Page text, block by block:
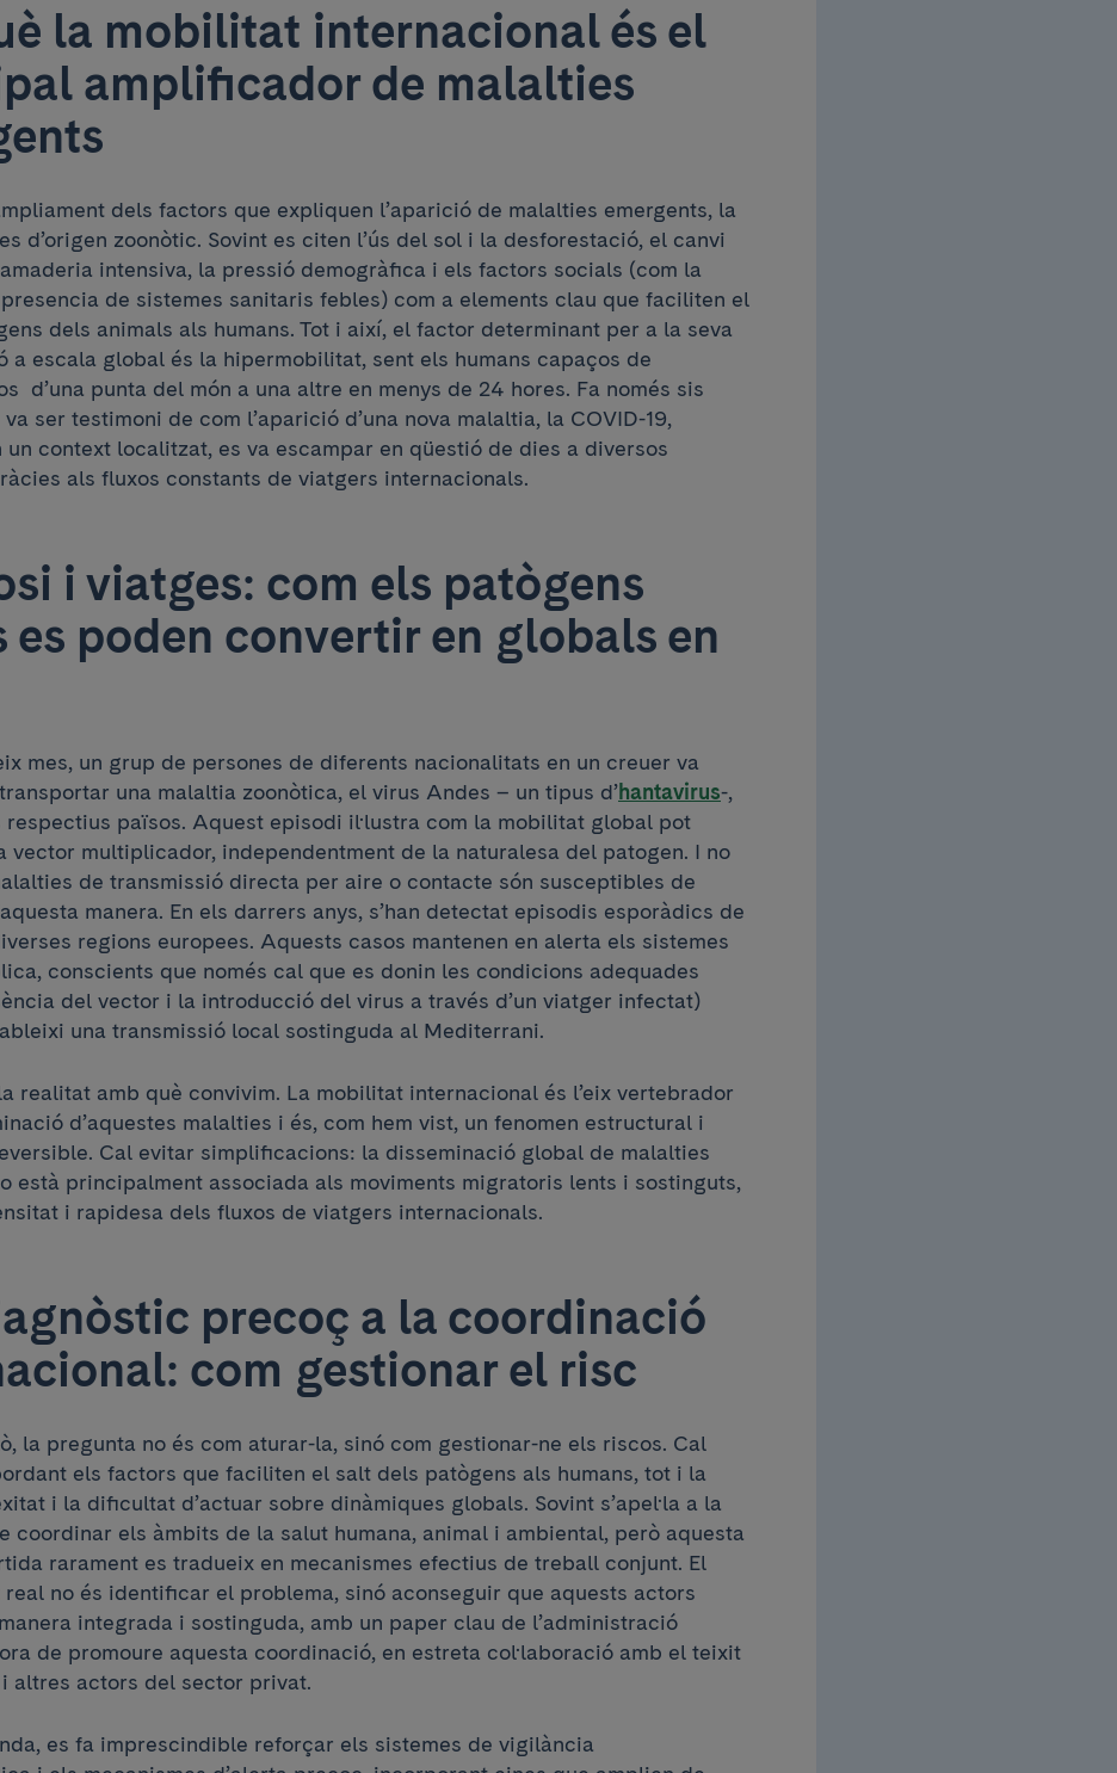
la mobilitat internacional és el
amplificador de malalties
dels factors que expliquen l’aparició de malalties emergents, la
d’origen zoonòtic. Sovint es citen l’ús del sol i la desforestació, el canvi
intensiva, la pressió demogràfica i els factors socials (com la
de sistemes sanitaris febles) com a elements clau que faciliten el
dels animals als humans. Tot i així, el factor determinant per a la seva
a escala global és la hipermobilitat, sent els humans capaços de
d’una punta del món a una altre en menys de 24 hores. Fa només sis
va ser testimoni de com l’aparició d’una nova malaltia, la COVID-19,
un context localitzat, es va escampar en qüestió de dies a diversos
als fluxos constants de viatgers internacionals.
i viatges: com els patògens
es poden convertir en globals en
mes, un grup de persones de diferents nacionalitats en un creuer va
una malaltia zoonòtica, el virus Andes – un tipus d’hantavirus-,
respectius països. Aquest episodi il·lustra com la mobilitat global pot
vector multiplicador, independentment de la naturalesa del patogen. I no
de transmissió directa per aire o contacte són susceptibles de
manera. En els darrers anys, s’han detectat episodis esporàdics de
regions europees. Aquests casos mantenen en alerta els sistemes
conscients que només cal que es donin les condicions adequades
del vector i la introducció del virus a través d’un viatger infectat)
una transmissió local sostinguda al Mediterrani.
realitat amb què convivim. La mobilitat internacional és l’eix vertebrador
d’aquestes malalties i és, com hem vist, un fenomen estructural i
Cal evitar simplificacions: la disseminació global de malalties
està principalment associada als moviments migratoris lents i sostinguts,
i rapidesa dels fluxos de viatgers internacionals.
precoç a la coordinació
com gestionar el risc
la pregunta no és com aturar-la, sinó com gestionar-ne els riscos. Cal
els factors que faciliten el salt dels patògens als humans, tot i la
i la dificultat d’actuar sobre dinàmiques globals. Sovint s’apel·la a la
coordinar els àmbits de la salut humana, animal i ambiental, però aquesta
rarament es tradueix en mecanismes efectius de treball conjunt. El
real no és identificar el problema, sinó aconseguir que aquests actors
integrada i sostinguda, amb un paper clau de l’administració
de promoure aquesta coordinació, en estreta col·laboració amb el teixit
altres actors del sector privat.
es fa imprescindible reforçar els sistemes de vigilància